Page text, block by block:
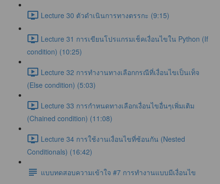
Lecture 30 ตัวดำเนินการทางตรรกะ (9:15)
Lecture 31 การเขียนโปรแกรมเช็คเงื่อนไขใน Python (If
condition) (10:25)
Lecture 32 การทำงานทางเลือกกรณีที่เงื่อนไขเป็นเท็จ
(Else condition) (5:03)
Lecture 33 การกำหนดทางเลือกเงื่อนไขอื่นๆเพิ่มเติม
(Chained condition) (11:08)
Lecture 34 การใช้งานเงื่อนไขที่ซ้อนกัน (Nested
Conditionals) (16:42)
แบบทดสอบความเข้าใจ #7 การทำงานแบบมีเงื่อนไข